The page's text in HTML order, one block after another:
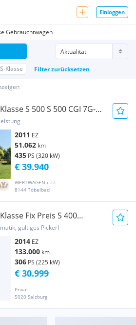
Einloggen
Gebrauchtwagen
S-Klasse Filter zurücksetzen
S 500 S 500 CGI 7G-
2011 EZ
51.062 km
435 PS (320 kW)
WERTWAGEN e.U.
8144 Tobelbad
€ 39.940
Fix Preis S 400
gültiges Pickerl
2014 EZ
133.000 km
306 PS (225 kW)
Privat
5020 Salzburg
€ 30.999